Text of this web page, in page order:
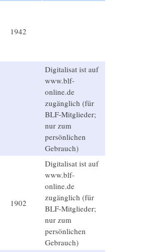
1942
Digitalisat ist auf
www.blf-
online.de
zugänglich (für
BLF-Mitglieder;
nur zum
persönlichen
Gebrauch)
1902
Digitalisat ist auf
www.blf-
online.de
zugänglich (für
BLF-Mitglieder;
nur zum
persönlichen
Gebrauch)